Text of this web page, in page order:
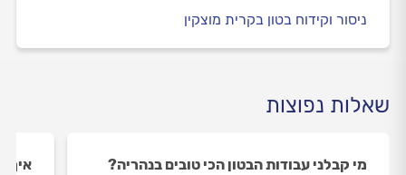
ניסור וקידוח בטון בקרית מוצקין
שאלות נפוצות
מי קבלני עבודות הבטון הכי טובים בנהריה?
איך